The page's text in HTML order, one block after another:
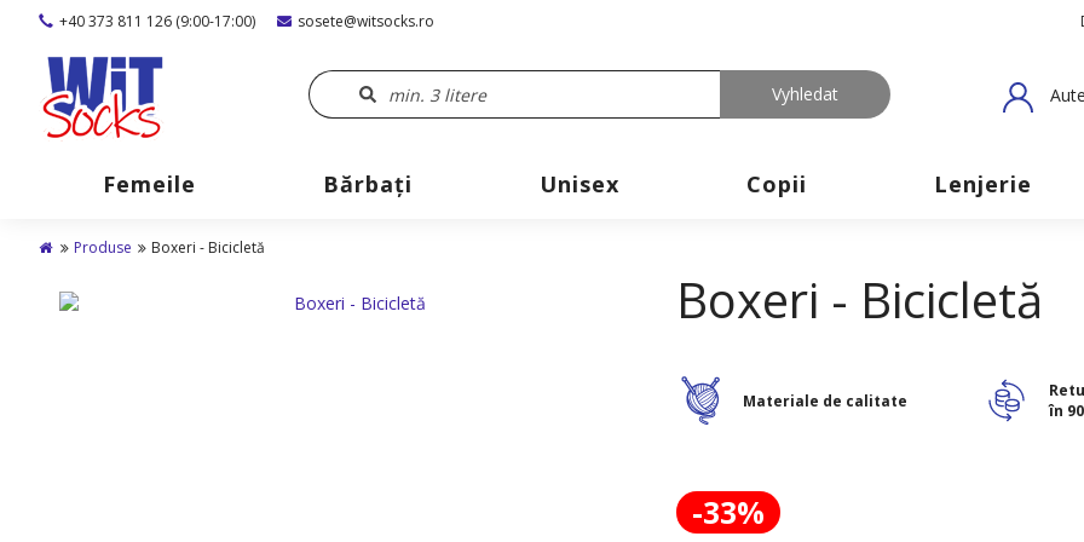
+40 373 811 126 (9:00-17:00) sosete@witsocks.ro
Femeile Bărbaţi Unisex Copii Lenjerie
Produse Boxeri - Bicicletă
Boxeri - Bicicletă
Materiale de calitate
în
-33%